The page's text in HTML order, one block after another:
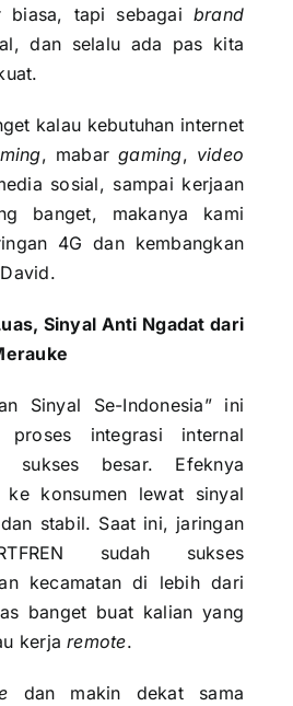
biasa, tapi sebagai brand
dan selalu ada pas kita
kalau kebutuhan internet
, mabargaming, video
sosial, sampai kerjaan
banget, makanya kami
4G dan kembangkan
Sinyal Anti Ngadat dari
Sinyal Se-Indonesia” ini
integrasi internal
sukses besar. Efeknya
ke konsumen lewat sinyal
stabil. Saat ini, jaringan
sudah sukses
kecamatan di lebih dari
banget buat kalian yang
kerjaremote.
dan makin dekat sama